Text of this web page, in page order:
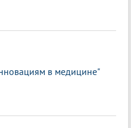
в медицине"